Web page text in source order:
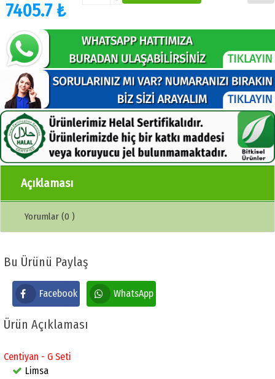
7405.7 ₺
Açıklaması
Yorumlar (0 )
Bu Ürünü Paylaş
Facebook WhatsApp
Ürün Açıklaması
Centiyan - G Seti
Limsa